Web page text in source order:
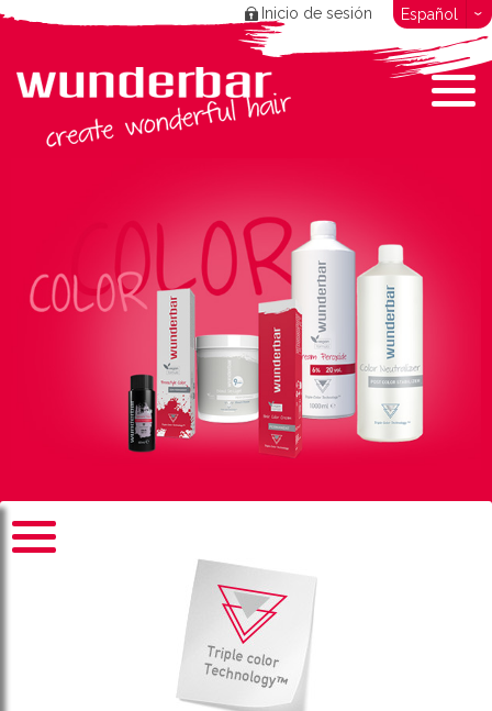
Inicio de sesión Español